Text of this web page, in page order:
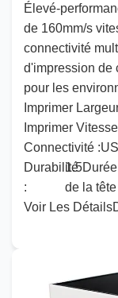
Élevé-
de 160mm/s
connectivité
d'impression de
pour les
Imprimer
Imprimer
Connectivité :
Durabilité
:
1.5
de la
Voir Les Détails